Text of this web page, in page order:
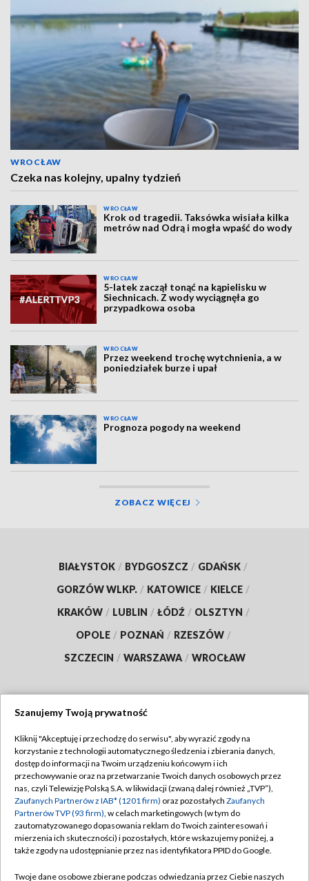
WROCŁAW
Czeka nas kolejny, upalny tydzień
WROCŁAW
Krok od tragedii. Taksówka wisiała kilka
metrów nad Odrą i mogła wpaść do wody
WROCŁAW
5-latek zaczął tonąć na kąpielisku w
Siechnicach. Z wody wyciągnęła go
przypadkowa osoba
WROCŁAW
Przez weekend trochę wytchnienia, a w
poniedziałek burze i upał
WROCŁAW
Prognoza pogody na weekend
ZOBACZ WIĘCEJ
BIAŁYSTOK / BYDGOSZCZ / GDAŃSK /
GORZÓW WLKP. / KATOWICE / KIELCE /
KRAKÓW / LUBLIN / ŁÓDŹ / OLSZTYN /
OPOLE / POZNAŃ / RZESZÓW /
SZCZECIN / WARSZAWA / WROCŁAW
TVP
Abonament TVP
Emisja w TVP
Centrum informacji TVP
Naziemna Telewizja Cyfrowa
Regulamin TVP
Polityka prywatności
Moje zgody
Pomoc
Szanujemy Twoją prywatność
Kliknij "Akceptuję i przechodzę do serwisu", aby wyrazić zgody na
korzystanie z technologii automatycznego śledzenia i zbierania danych,
dostęp do informacji na Twoim urządzeniu końcowym i ich
przechowywanie oraz na przetwarzanie Twoich danych osobowych przez
nas, czyli Telewizję Polską S.A. w likwidacji (zwaną dalej również „TVP”),
Zaufanych Partnerów z IAB* (1201 firm) oraz pozostałych Zaufanych
Partnerów TVP (93 firm), w celach marketingowych (w tym do
zautomatyzowanego dopasowania reklam do Twoich zainteresowań i
mierzenia ich skuteczności) i pozostałych, które wskazujemy poniżej, a
także zgody na udostępnianie przez nas identyfikatora PPID do Google.
Twoje dane osobowe zbierane podczas odwiedzania przez Ciebie naszych